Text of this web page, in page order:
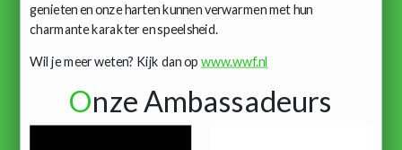
genieten en onze harten kunnen verwarmen met hun
charmante karakter en speelsheid.
Wil je meer weten? Kijk dan opwww.wwf.nl
Onze Ambassadeurs